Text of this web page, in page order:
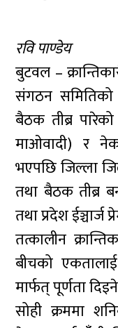
रवि पाण्डेय
बुटवल –
संगठन समितिको
बैठक तीब्र
माओवादी) र
भएपछि जिल्ला
तथा बैठक तीब्र
तथा प्रदेश ईञ्चार्ज
तत्कालीन
बीचको
मार्फत् पूर्णता
सोही क्रममा